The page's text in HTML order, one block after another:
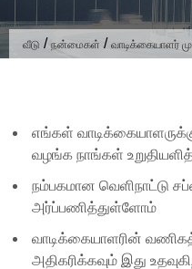
வீடு / நன்மைகள் / வாடிக்கையாளர்
எங்கள்
வழங்க நாங்கள்
நம்பகமான வெளிநாட்டு
அர்ப்பணித்துள்ளோம்
வாடிக்கையாளரின்
அதிகரிக்கவும் இது